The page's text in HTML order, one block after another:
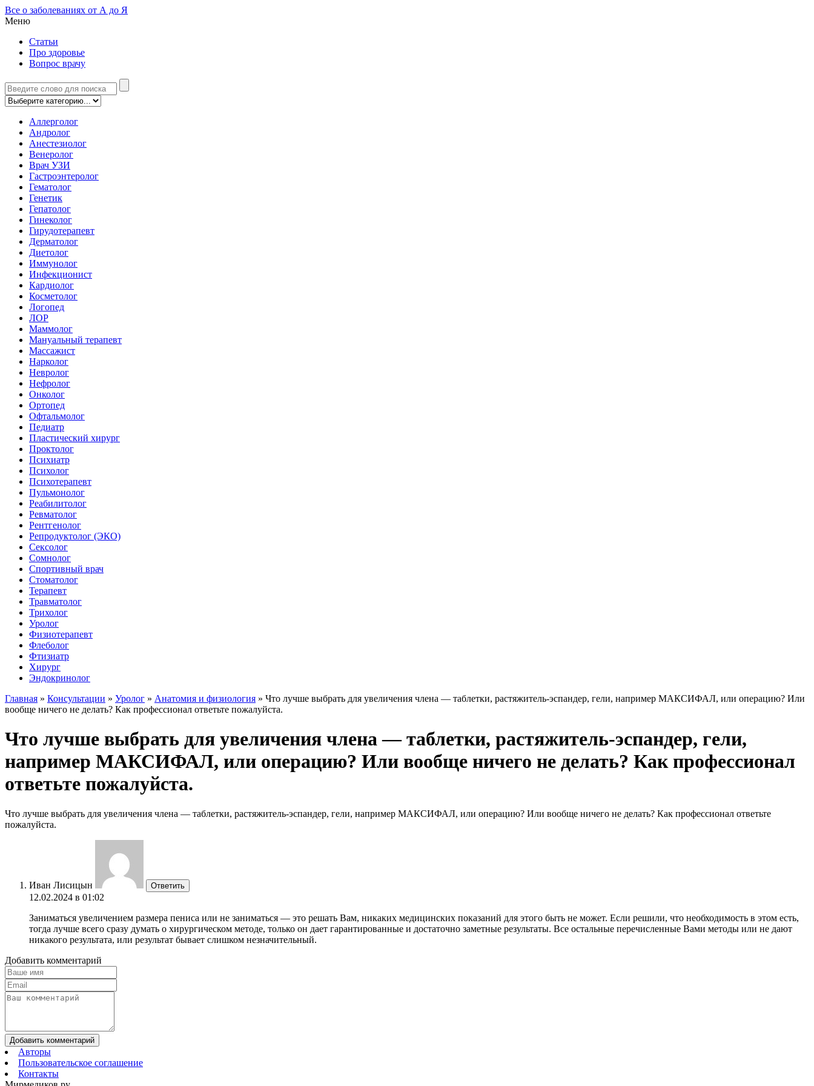
Все о заболеваниях от А до Я
Меню
Статьи
Про здоровье
Вопрос врачу
Аллерголог
Андролог
Анестезиолог
Венеролог
Врач УЗИ
Гастроэнтеролог
Гематолог
Генетик
Гепатолог
Гинеколог
Гирудотерапевт
Дерматолог
Диетолог
Иммунолог
Инфекционист
Кардиолог
Косметолог
Логопед
ЛОР
Маммолог
Мануальный терапевт
Массажист
Нарколог
Невролог
Нефролог
Онколог
Ортопед
Офтальмолог
Педиатр
Пластический хирург
Проктолог
Психиатр
Психолог
Психотерапевт
Пульмонолог
Реабилитолог
Ревматолог
Рентгенолог
Репродуктолог (ЭКО)
Сексолог
Сомнолог
Спортивный врач
Стоматолог
Терапевт
Травматолог
Трихолог
Уролог
Физиотерапевт
Флеболог
Фтизиатр
Хирург
Эндокринолог
Главная » Консультации » Уролог » Анатомия и физиология » Что лучше выбрать для увеличения члена — таблетки, растяжитель-эспандер, гели, например МАКСИФАЛ, или операцию? Или
вообще ничего не делать? Как профессионал ответьте пожалуйста.
Что лучше выбрать для увеличения члена — таблетки, растяжитель-эспандер, гели,
например МАКСИФАЛ, или операцию? Или вообще ничего не делать? Как профессионал
ответьте пожалуйста.
Что лучше выбрать для увеличения члена — таблетки, растяжитель-эспандер, гели, например МАКСИФАЛ, или операцию? Или вообще ничего не делать? Как профессионал ответьте
пожалуйста.
Иван Лисицын Ответить
12.02.2024 в 01:02
Заниматься увеличением размера пениса или не заниматься — это решать Вам, никаких медицинских показаний для этого быть не может. Если решили, что необходимость в этом есть,
тогда лучше всего сразу думать о хирургическом методе, только он дает гарантированные и достаточно заметные результаты. Все остальные перечисленные Вами методы или не дают
никакого результата, или результат бывает слишком незначительный.
Добавить комментарий
Добавить комментарий
Авторы
Пользовательское соглашение
Контакты